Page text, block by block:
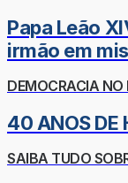
Papa Leão
irmão em
DEMOCRACIA NO
40 ANOS DE
SAIBA TUDO